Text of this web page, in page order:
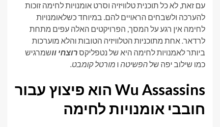
עם זאת, לא כל תוכנית טלוויזיה וסרט אומנויות לחימה זוכות
להערכה ולשבחים הראויים להם. במיוחד כשלאומנויות
לחימה אין רגע על המסך, הפרויקטים האלה עפים מתחת
לרדאר. אחת מתוכניות הטלוויזיה הטובות והלא מוערכות
ביותר לאמנויות לחימה היא של נטפליקסרוצחי וושמרגיש
כמו שילוב יפה שלהפשיטה ו מורטל קומבט.
Wu Assassins הוא פיצוץ עבור
חובבי אומנויות לחימה